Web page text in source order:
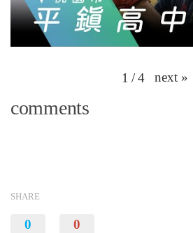
1 / 4 next »
comments
SHARE
0 0